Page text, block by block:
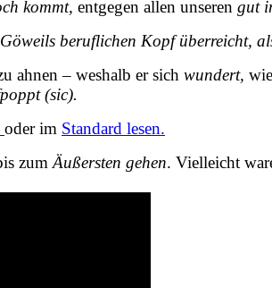
kommt, entgegen allen unseren gut
Göweils beruflichen Kopf überreicht,
ahnen – weshalb er sich wundert,
(sic).
oder im Standard lesen.
zum Äußersten gehen. Vielleicht